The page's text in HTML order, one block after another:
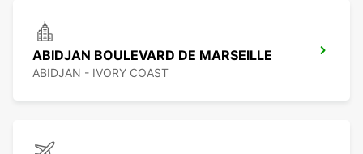
ABIDJAN BOULEVARD DE MARSEILLE
ABIDJAN - IVORY COAST